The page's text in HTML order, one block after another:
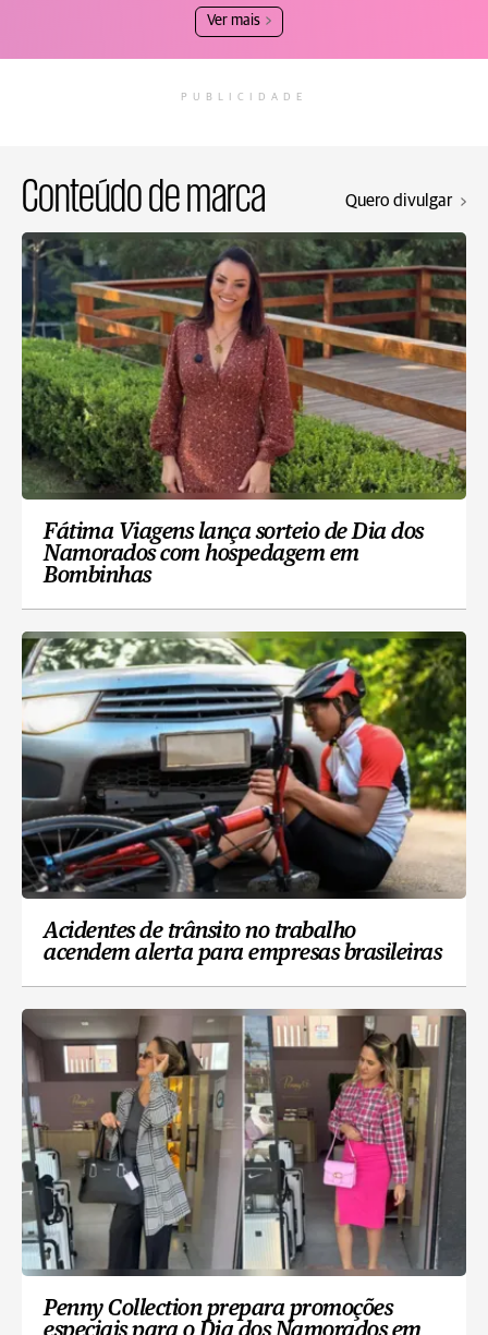
Ver mais
PUBLICIDADE
Conteúdo de marca Quero divulgar
Fátima Viagens lança sorteio de Dia dos
Namorados com hospedagem em
Bombinhas
Acidentes de trânsito no trabalho
acendem alerta para empresas brasileiras
Penny Collection prepara promoções